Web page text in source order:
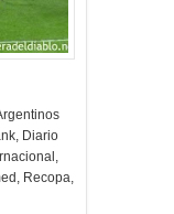
, Diario
,
, Recopa,